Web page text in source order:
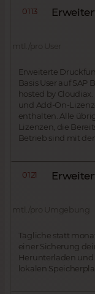
0113
mtl./pro User
Erweiterte
Basis User auf SAP
hosted by Cloudiax.
und Add-On-
enthalten. Alle
Lizenzen, die
Betrieb sind mit
0121
mtl./pro Umgebung
Tägliche statt
einer Sicherung
Herunterladen
lokalen